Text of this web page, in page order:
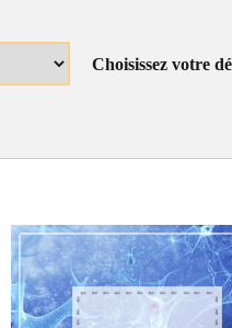
Choisissez votre